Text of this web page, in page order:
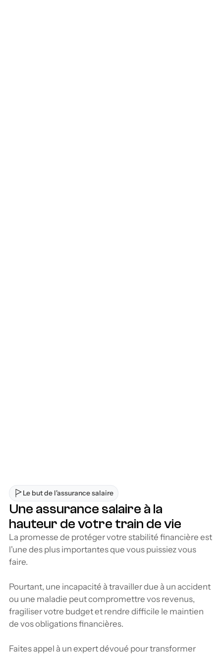
Le but de l'assurance salaire
Une assurance salaire à la
hauteur de votre train de vie
La promesse de protéger votre stabilité financière est
l'une des plus importantes que vous puissiez vous
faire.
Pourtant, une incapacité à travailler due à un accident
ou une maladie peut compromettre vos revenus,
fragiliser votre budget et rendre difficile le maintien
de vos obligations financières.
Faites appel à un expert dévoué pour transformer